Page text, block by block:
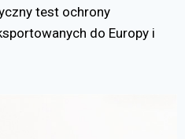
test ochrony
do Europy i